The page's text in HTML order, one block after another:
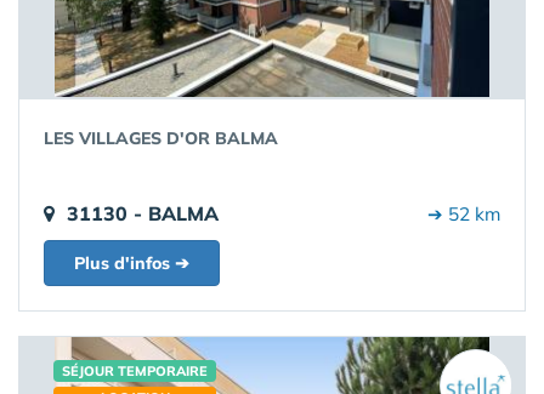
LES VILLAGES D'OR BALMA
31130 - BALMA ➔ 52 km
Plus d'infos ➔
SÉJOUR TEMPORAIRE